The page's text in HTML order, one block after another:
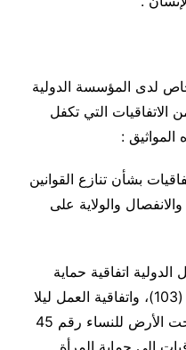
لدى المؤسسة الدولية
التي تكفل
:
اتفاقيات بشأن تنازع القوانين
والولاية على
الدولية اتفاقية حماية
الأمومة المعدلة لسنة 1935 رقم (103)، واتفاقية العمل ليلا
رقم 41 للنساء، واتفاقية العمل تحت الأرض للنساء رقم 45